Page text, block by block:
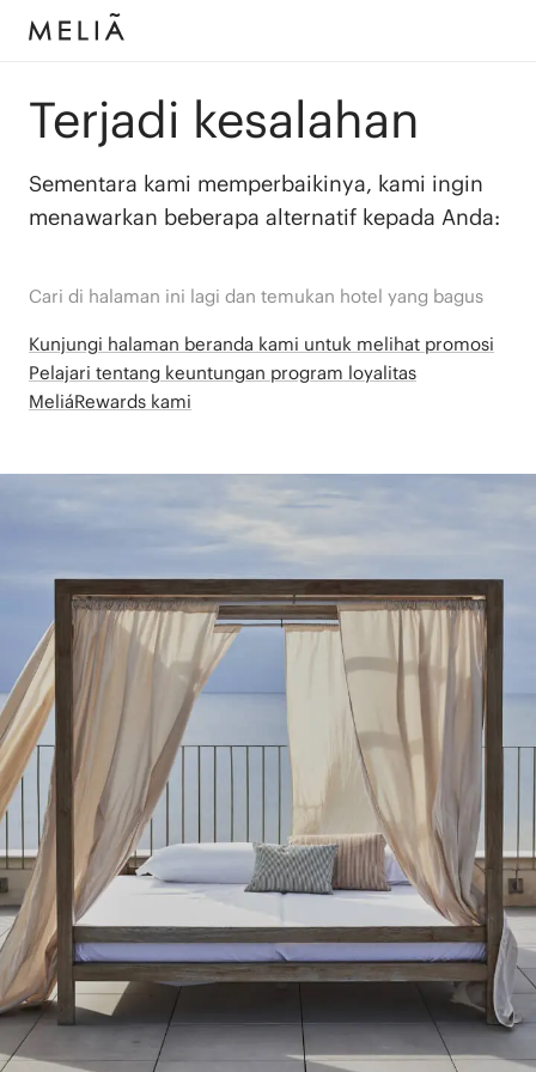
Terjadi kesalahan
Sementara kami memperbaikinya, kami ingin
menawarkan beberapa alternatif kepada Anda:
Cari di halaman ini lagi dan temukan hotel yang bagus
Kunjungi halaman beranda kami untuk melihat promosi
Pelajari tentang keuntungan program loyalitas
MeliáRewards kami